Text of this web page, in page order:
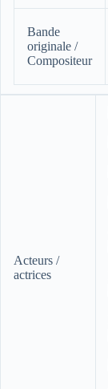
Bande
originale /
Compositeur
Acteurs /
actrices